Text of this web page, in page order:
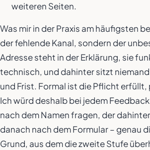
weiteren Seiten.
Was mir in der Praxis am häufigsten
der fehlende Kanal, sondern der
Adresse steht in der Erklärung, sie
technisch, und dahinter sitzt
und Frist. Formal ist die Pflicht
Ich würd deshalb bei jedem
nach dem Namen fragen, der
danach nach dem Formular – genau
Grund, aus dem die zweite Stufe